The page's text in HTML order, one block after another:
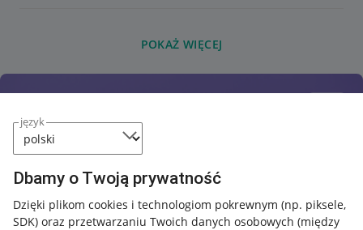
język
Dbamy o Twoją prywatność
Dzięki plikom cookies i technologiom pokrewnym (np. piksele,
SDK) oraz przetwarzaniu Twoich danych osobowych (między
POKAŻ WIĘCEJ